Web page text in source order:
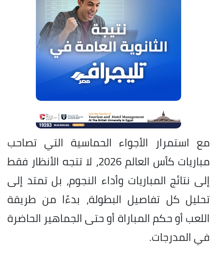
مع استمرار الأجواء الحماسية التي تصاحب
مباريات كأس العالم 2026، لا تتجه الأنظار فقط
إلى نتائج المباريات وأداء النجوم، بل تمتد إلى
تحليل كل تفاصيل البطولة، بدءًا من طريقة
اللعب أو حكم المباراة أو حتى الجماهير الحاضرة
في المدرجات.